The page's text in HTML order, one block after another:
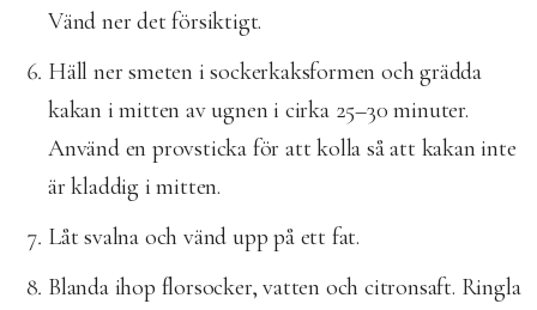
Vänd ner det försiktigt.
Häll ner smeten i sockerkaksformen och grädda
kakan i mitten av ugnen i cirka 25–30 minuter.
Använd en provsticka för att kolla så att kakan inte
är kladdig i mitten.
Låt svalna och vänd upp på ett fat.
Blanda ihop florsocker, vatten och citronsaft. Ringla